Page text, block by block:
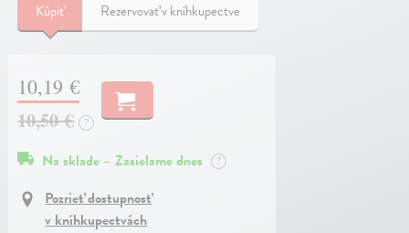
Kúpiť Rezervovať v kníhkupectve
10,19 €
10,50 €
?
Na sklade – Zasielame dnes ?
Pozrieť dostupnosť
v kníhkupectvách